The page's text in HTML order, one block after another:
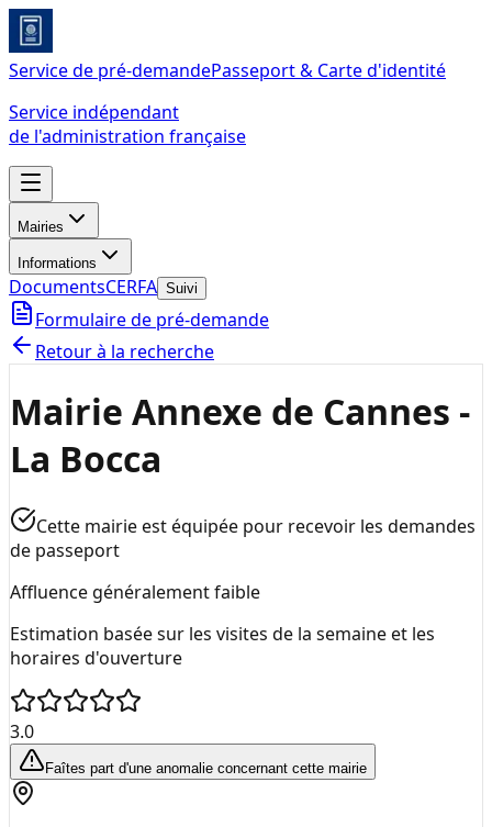
Service de pré-demandePasseport & Carte d'identité
Service indépendant
de l'administration française
Mairies
Informations
DocumentsCERFA Suivi
Formulaire de pré-demande
Retour à la recherche
Mairie Annexe de Cannes -
La Bocca
Cette mairie est équipée pour recevoir les demandes
de passeport
Affluence généralement faible
Estimation basée sur les visites de la semaine et les
horaires d'ouverture
3.0
Faîtes part d'une anomalie concernant cette mairie